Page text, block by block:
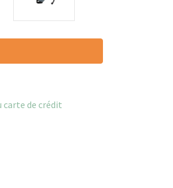
carte de crédit